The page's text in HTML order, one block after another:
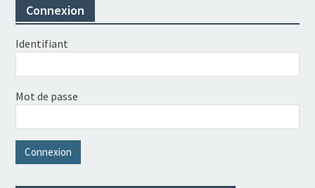
Connexion
Identifiant
Mot de passe